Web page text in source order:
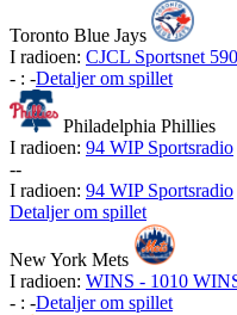
Toronto Blue Jays
I radioen: CJCL Sportsnet
- : -Detaljer om spillet
Philadelphia Phillies
I radioen: 94 WIP Sportsradio
--
I radioen: 94 WIP Sportsradio
Detaljer om spillet
New York Mets
I radioen: WINS - 1010
- : -Detaljer om spillet